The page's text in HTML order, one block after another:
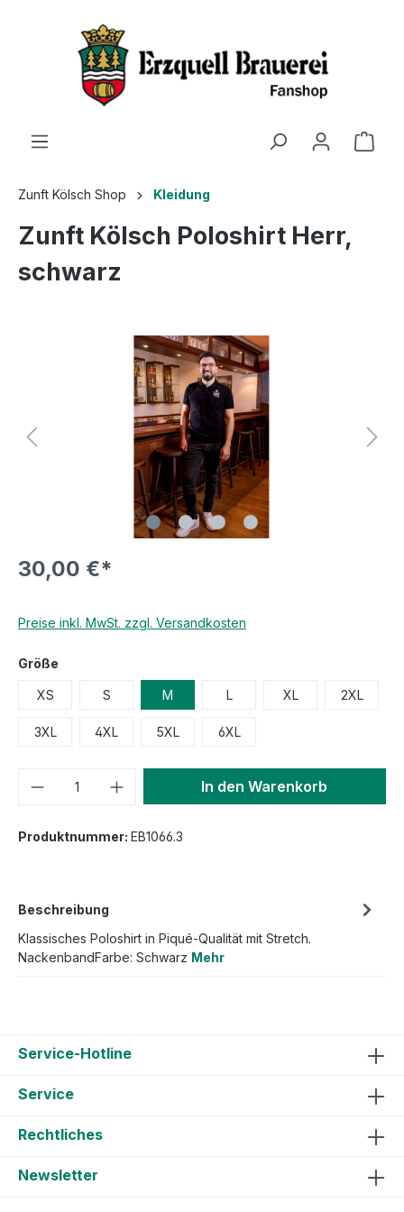
Zunft Kölsch Shop Kleidung
Zunft Kölsch Poloshirt Herr,
schwarz
30,00 €*
Preise inkl. MwSt. zzgl. Versandkosten
Größe
XS S M L XL 2XL
3XL 4XL 5XL 6XL
In den Warenkorb
Produktnummer: EB1066.3
Beschreibung
Klassisches Poloshirt in Piqué-Qualität mit Stretch.
NackenbandFarbe: Schwarz Mehr
Service-Hotline
Service
Rechtliches
Newsletter